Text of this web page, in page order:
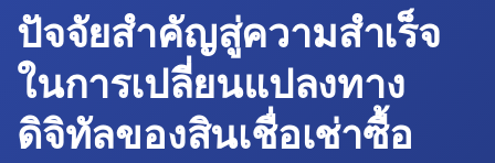
ปัจจัยสำคัญสู่ความสำเร็จ
ในการเปลี่ยนแปลงทาง
ดิจิทัลของสินเชื่อเช่าซื้อ